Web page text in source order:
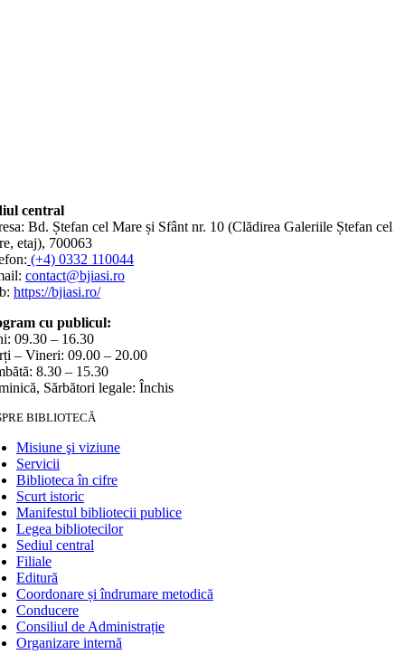
central
Bd. Ștefan cel Mare și Sfânt nr. 10 (Clădirea Galeriile Ștefan cel
etaj), 700063
(+4) 0332 110044
contact@bjiasi.ro
https://bjiasi.ro/
cu publicul:
09.30 – 16.30
– Vineri: 09.00 – 20.00
8.30 – 15.30
Sărbători legale: Închis
BIBLIOTECĂ
Misiune şi viziune
Servicii
Biblioteca în cifre
Scurt istoric
Manifestul bibliotecii publice
Legea bibliotecilor
Sediul central
Filiale
Editură
Coordonare și îndrumare metodică
Conducere
Consiliul de Administrație
Organizare internă